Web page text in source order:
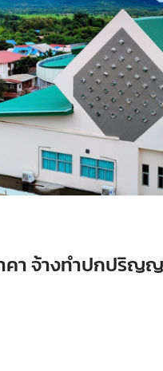
คา จ้างทำปกปริ